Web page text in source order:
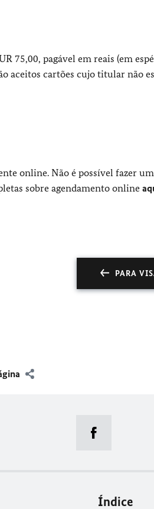
75,00, pagável em reais (em
aceitos cartões cujo titular não
online. Não é possível fazer
sobre agendamento online
PARA
Índice